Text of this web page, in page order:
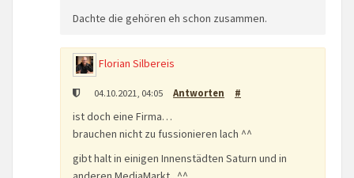
Dachte die gehören eh schon zusammen.
Florian Silbereis
04.10.2021, 04:05 Antworten #
ist doch eine Firma…
brauchen nicht zu fussionieren lach ^^
gibt halt in einigen Innenstädten Saturn und in